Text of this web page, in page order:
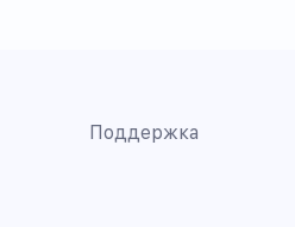
Поддержка